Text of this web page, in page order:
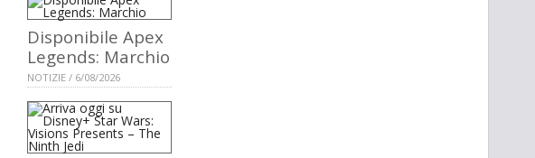
Disponibile Apex
Legends: Marchio
NOTIZIE / 6/08/2026